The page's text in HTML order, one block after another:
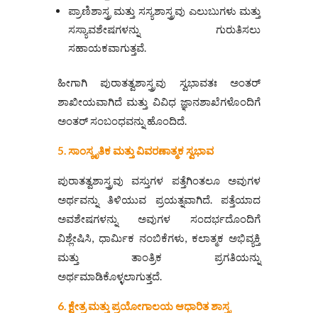
ಪ್ರಾಣಿಶಾಸ್ತ್ರ ಮತ್ತು ಸಸ್ಯಶಾಸ್ತ್ರವು ಎಲುಬುಗಳು ಮತ್ತು
ಸಸ್ಯಾವಶೇಷಗಳನ್ನು ಗುರುತಿಸಲು
ಸಹಾಯಕವಾಗುತ್ತವೆ.
ಹೀಗಾಗಿ ಪುರಾತತ್ವಶಾಸ್ತ್ರವು ಸ್ವಭಾವತಃ ಅಂತರ್
ಶಾಖೀಯವಾಗಿದೆ ಮತ್ತು ವಿವಿಧ ಜ್ಞಾನಶಾಖೆಗಳೊಂದಿಗೆ
ಅಂತರ್‌ ಸಂಬಂಧವನ್ನು ಹೊಂದಿದೆ.
5. ಸಾಂಸ್ಕೃತಿಕಮತ್ತುವಿವರಣಾತ್ಮಕಸ್ವಭಾವ
ಪುರಾತತ್ವಶಾಸ್ತ್ರವು ವಸ್ತುಗಳ ಪತ್ತೆಗಿಂತಲೂ ಅವುಗಳ
ಅರ್ಥವನ್ನು ತಿಳಿಯುವ ಪ್ರಯತ್ನವಾಗಿದೆ. ಪತ್ತೆಯಾದ
ಅವಶೇಷಗಳನ್ನು ಅವುಗಳ ಸಂದರ್ಭದೊಂದಿಗೆ
ವಿಶ್ಲೇಷಿಸಿ, ಧಾರ್ಮಿಕ ನಂಬಿಕೆಗಳು, ಕಲಾತ್ಮಕ ಅಭಿವ್ಯಕ್ತಿ
ಮತ್ತು ತಾಂತ್ರಿಕ ಪ್ರಗತಿಯನ್ನು
ಅರ್ಥಮಾಡಿಕೊಳ್ಳಲಾಗುತ್ತದೆ.
6. ಕ್ಷೇತ್ರ ಮತ್ತು ಪ್ರಯೋಗಾಲಯ ಆಧಾರಿತ ಶಾಸ್ತ್ರ